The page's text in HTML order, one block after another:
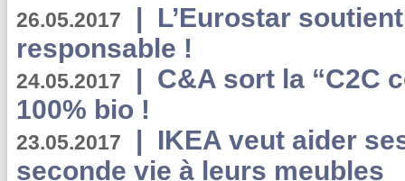
26.05.2017 | L’Eurostar
responsable !
24.05.2017 | C&A sort la “C2C
100% bio !
23.05.2017 | IKEA veut aider
seconde vie à leurs meubles